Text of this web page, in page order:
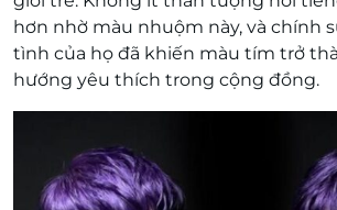
hơn nhờ màu nhuộm này, và chính
tình của họ đã khiến màu tím trở
hướng yêu thích trong cộng đồng.